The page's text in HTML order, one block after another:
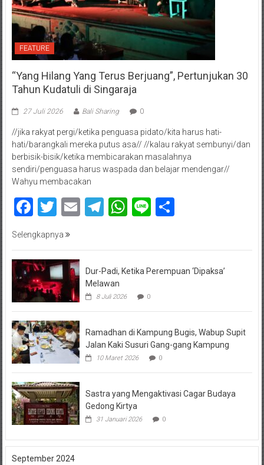
FEATURE
“Yang Hilang Yang Terus Berjuang”, Pertunjukan 30
Tahun Kudatuli di Singaraja
27 Juli 2026 Bali Sharing 0
//jika rakyat pergi/ketika penguasa pidato/kita harus hati-
hati/barangkali mereka putus asa// //kalau rakyat sembunyi/dan
berbisik-bisik/ketika membicarakan masalahnya
sendiri/penguasa harus waspada dan belajar mendengar//
Wahyu membacakan
Facebook
Twitter
EmailTelegram
WhatsApp
LineShare
Selengkapnya
Dur-Padi, Ketika Perempuan ‘Dipaksa’
Melawan
8 Juli 2026 0
Ramadhan di Kampung Bugis, Wabup Supit
Jalan Kaki Susuri Gang-gang Kampung
10 Maret 2026 0
Sastra yang Mengaktivasi Cagar Budaya
Gedong Kirtya
31 Januari 2026 0
September 2024